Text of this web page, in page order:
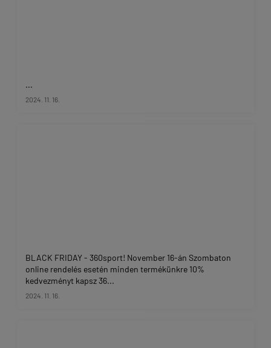
...
2024. 11. 16.
BLACK FRIDAY - 360sport! November 16-án Szombaton
online rendelés esetén minden termékünkre 10%
kedvezményt kapsz 36...
2024. 11. 16.